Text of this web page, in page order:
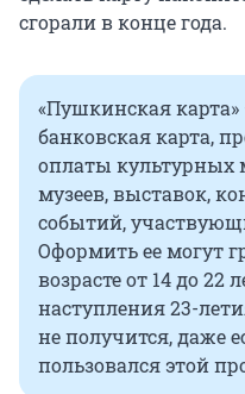
сгорали в конце года.
«Пушкинская
банковская карта,
оплаты культурных
музеев, выставок,
событий,
Оформить ее могут
возрасте от 14 до 22
наступления 23-
не получится, даже
пользовался этой